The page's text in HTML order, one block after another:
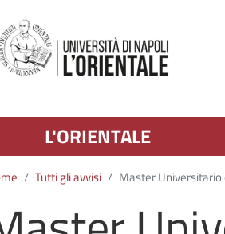
L'ORIENTALE
Tutti gli avvisi Master Universitario